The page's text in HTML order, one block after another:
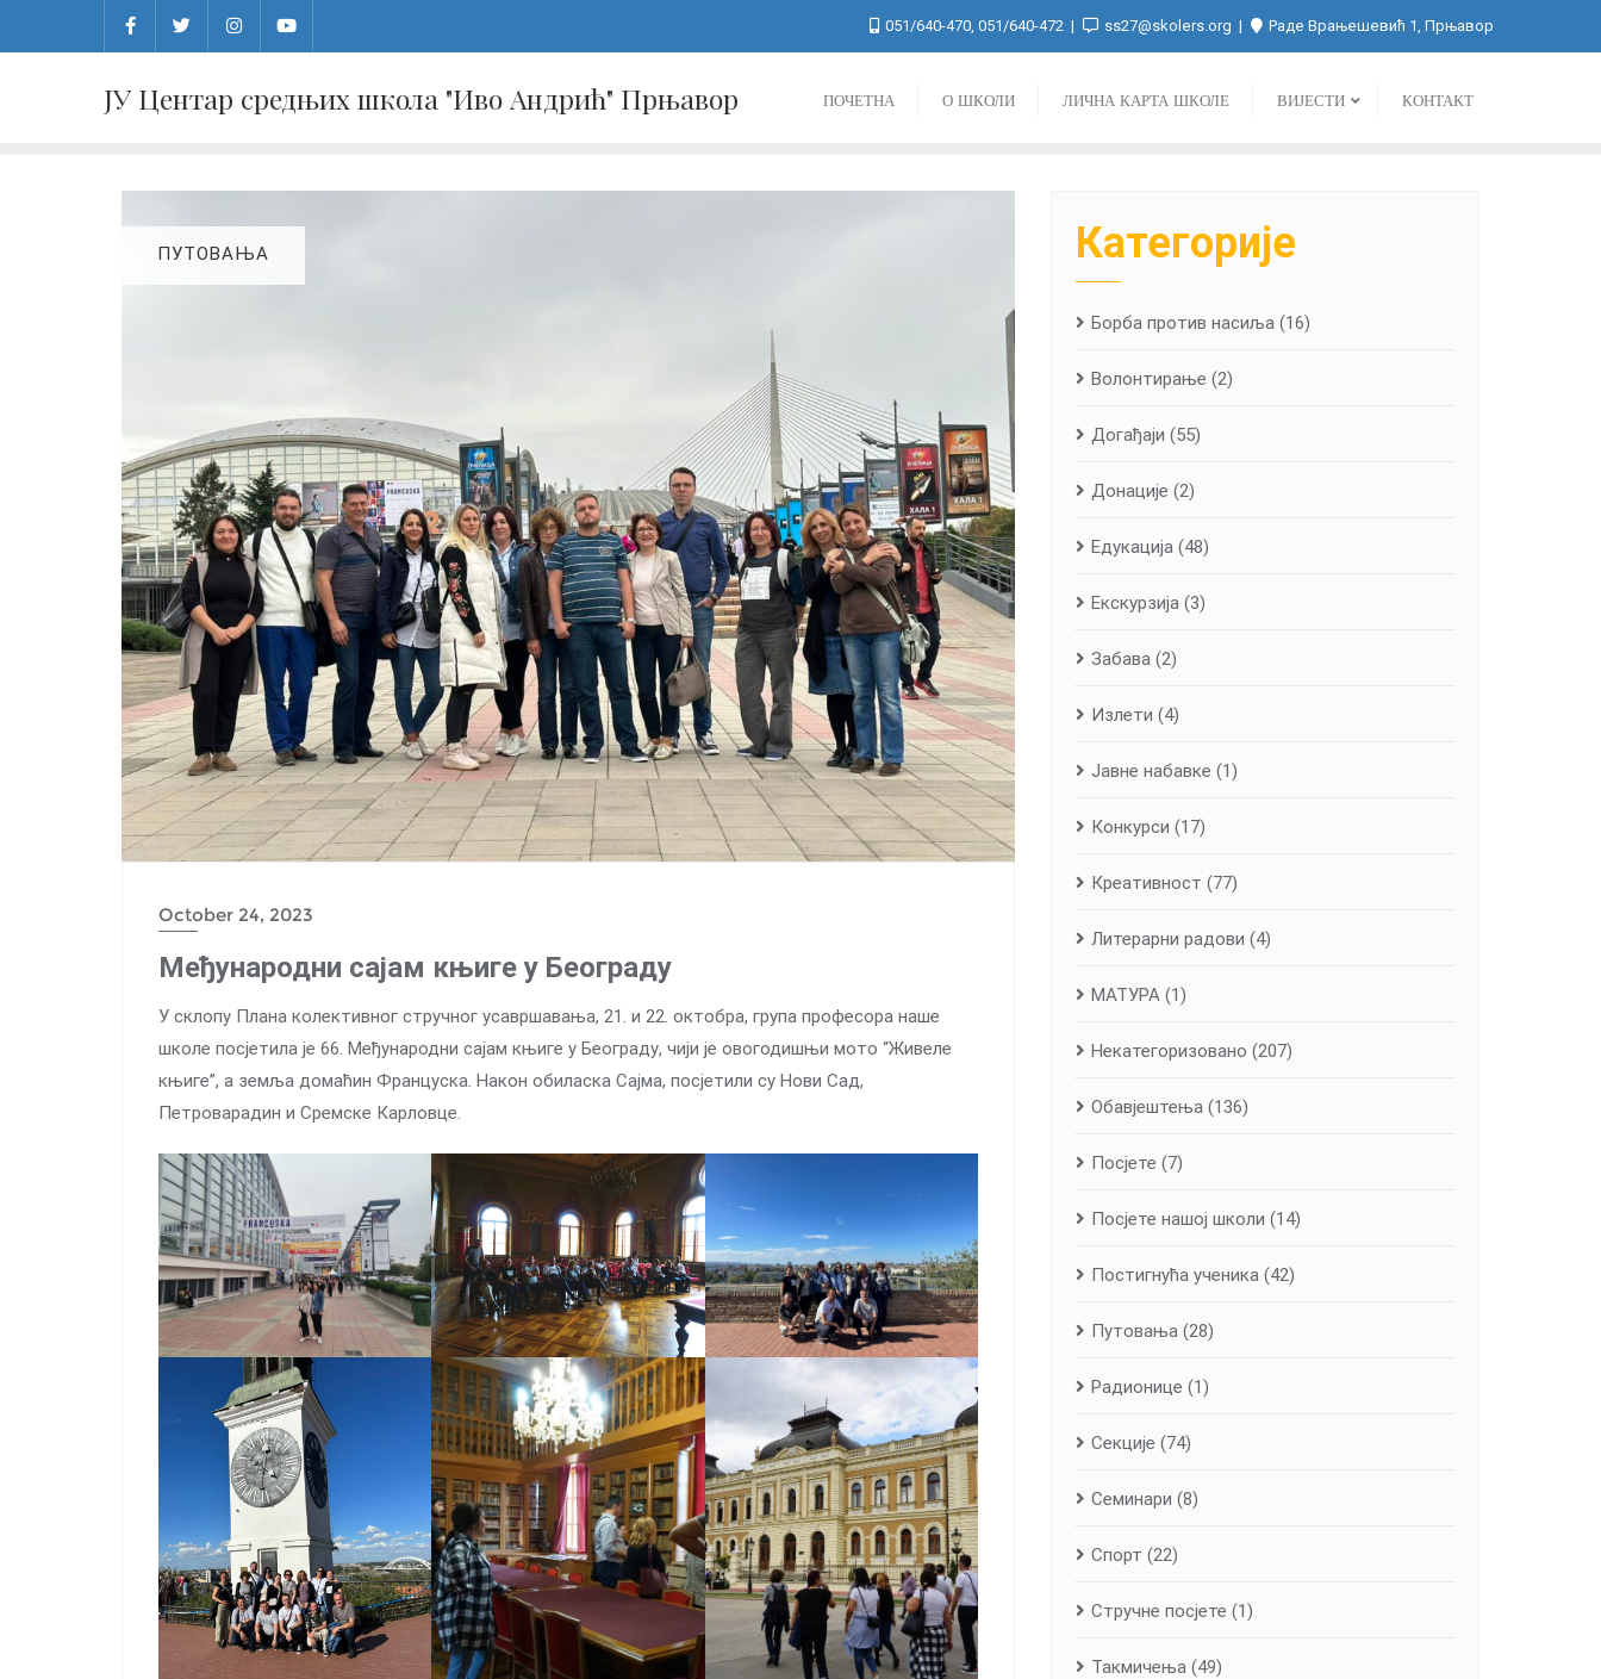
051/640-470, 051/640-472 ss27@skolers.org Раде Врањешевић 1, Прњавор
ЈУ Центар средњих школа "Иво Андрић" Прњавор ПОЧЕТНА О ШКОЛИ ЛИЧНА КАРТА ШКОЛЕ ВИЈЕСТИ КОНТАКТ
ПУТОВАЊА
October 24, 2023
Међународни сајам књиге у Београду
У склопу Плана колективног стручног усавршавања, 21. и 22. октобра, група професора наше
школе посјетила је 66. Међународни сајам књиге у Београду, чији је овогодишњи мото “Живеле
књиге”, а земља домаћин Француска. Након обиласка Сајма, посјетили су Нови Сад,
Петроварадин и Сремске Карловце.
Категорије
Борба против насиља (16)
Волонтирање (2)
Догађаји (55)
Донације (2)
Едукација (48)
Екскурзија (3)
Забава (2)
Излети (4)
Јавне набавке (1)
Конкурси (17)
Креативност (77)
Литерарни радови (4)
МАТУРА (1)
Некатегоризовано (207)
Обавјештења (136)
Посјете (7)
Посјете нашој школи (14)
Постигнућа ученика (42)
Путовања (28)
Радионице (1)
Секције (74)
Семинари (8)
Спорт (22)
Стручне посјете (1)
Такмичења (49)